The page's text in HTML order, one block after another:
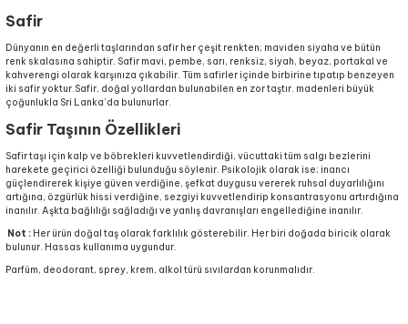
Safir
Dünyanın en değerli taşlarından safir her çeşit renkten; maviden siyaha ve bütün
renk skalasına sahiptir. Safir mavi, pembe, sarı, renksiz, siyah, beyaz, portakal ve
kahverengi olarak karşınıza çıkabilir. Tüm safirler içinde birbirine tıpatıp benzeyen
iki safir yoktur.Safir, doğal yollardan bulunabilen en zor taştır. madenleri büyük
çoğunlukla Sri Lanka’da bulunurlar.
Safir Taşının Özellikleri
Safir taşı için kalp ve böbrekleri kuvvetlendirdiği, vücuttaki tüm salgı bezlerini
harekete geçirici özelliği bulunduğu söylenir. Psikolojik olarak ise; inancı
güçlendirerek kişiye güven verdiğine, şefkat duygusu vererek ruhsal duyarlılığını
artığına, özgürlük hissi verdiğine, sezgiyi kuvvetlendirip konsantrasyonu artırdığına
inanılır. Aşkta bağlılığı sağladığı ve yanlış davranışları engellediğine inanılır.
Not : Her ürün doğal taş olarak farklılık gösterebilir. Her biri doğada biricik olarak
bulunur. Hassas kullanıma uygundur.
Parfüm, deodorant, sprey, krem, alkol türü sıvılardan korunmalıdır.